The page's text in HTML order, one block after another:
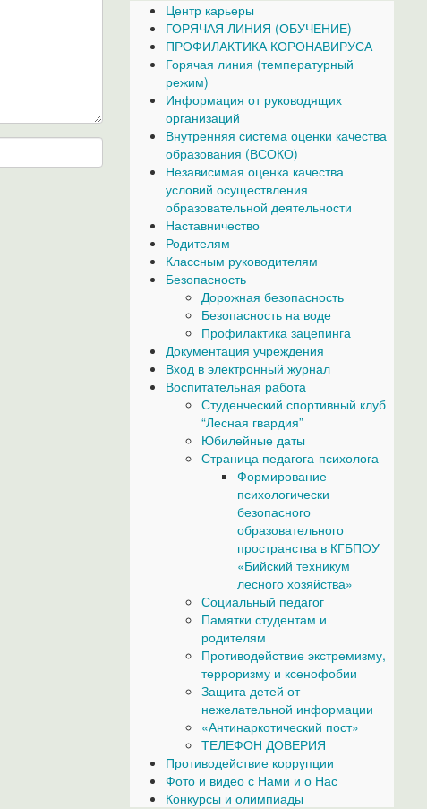
Центр карьеры
ГОРЯЧАЯ ЛИНИЯ (ОБУЧЕНИЕ)
ПРОФИЛАКТИКА КОРОНАВИРУСА
Горячая линия (температурный
режим)
Информация от руководящих
организаций
Внутренняя система оценки качества
образования (ВСОКО)
Независимая оценка качества
условий осуществления
образовательной деятельности
Наставничество
Родителям
Классным руководителям
Безопасность
Дорожная безопасность
Безопасность на воде
Профилактика зацепинга
Документация учреждения
Вход в электронный журнал
Воспитательная работа
Студенческий спортивный клуб
“Лесная гвардия”
Юбилейные даты
Страница педагога-психолога
Формирование
психологически
безопасного
образовательного
пространства в КГБПОУ
«Бийский техникум
лесного хозяйства»
Социальный педагог
Памятки студентам и
родителям
Противодействие экстремизму,
терроризму и ксенофобии
Защита детей от
нежелательной информации
«Антинаркотический пост»
ТЕЛЕФОН ДОВЕРИЯ
Противодействие коррупции
Фото и видео с Нами и о Нас
Конкурсы и олимпиады